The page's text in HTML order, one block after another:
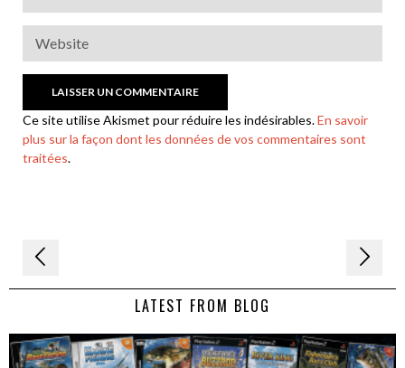
Ce site utilise Akismet pour réduire les indésirables.En savoir
plus sur la façon dont les données de vos commentaires sont
traitées.
Navigation
de LATEST FROM BLOG